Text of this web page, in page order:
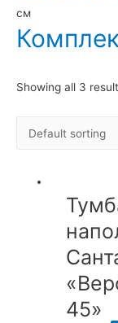
см
Showing all 3
45»